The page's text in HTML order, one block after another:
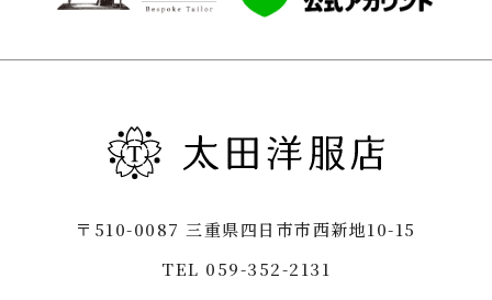
〒510-0087 三重県四日市市西新地10-15
TEL 059-352-2131